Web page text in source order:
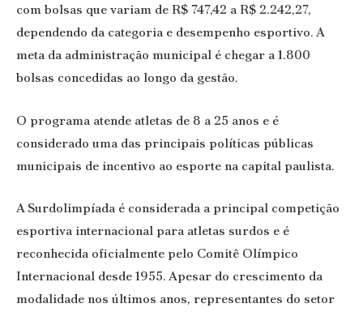
com bolsas que variam de R$ 747,42 a R$ 2.242,27,
dependendo da categoria e desempenho esportivo. A
meta da administração municipal é chegar a 1.800
bolsas concedidas ao longo da gestão.
O programa atende atletas de 8 a 25 anos e é
considerado uma das principais políticas públicas
municipais de incentivo ao esporte na capital paulista.
A Surdolimpíada é considerada a principal competição
esportiva internacional para atletas surdos e é
reconhecida oficialmente pelo Comitê Olímpico
Internacional desde 1955. Apesar do crescimento da
modalidade nos últimos anos, representantes do setor